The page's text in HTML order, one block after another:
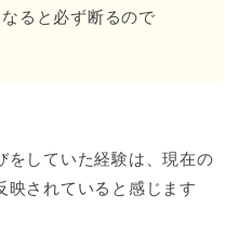
ると必ず断るので
していた経験は、現在の
映されていると感じます